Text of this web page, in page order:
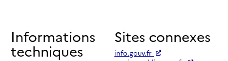
Informations
techniques
Sites connexes
info.gouv.fr